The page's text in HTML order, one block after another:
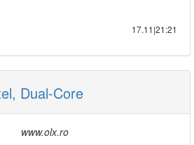
17.11|21:21
Dual-Core
www.olx.ro